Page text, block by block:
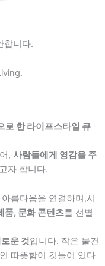
합니다.
로 한 라이프스타일 큐
, 사람들에게 영감을 주
자 합니다.
름다움을 연결하며,시
품, 문화 콘텐츠를 선별
운 것입니다. 작은 물건
따뜻함이 깃들어 있다